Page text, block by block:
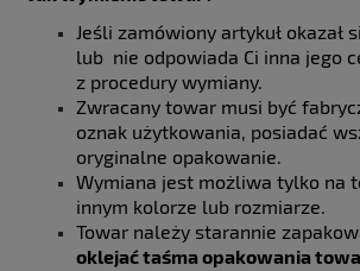
Jeśli zamówiony artykuł okazał
lub nie odpowiada Ci inna jego
z procedury wymiany.
Zwracany towar musi być
oznak użytkowania, posiadać
oryginalne opakowanie.
Wymiana jest możliwa tylko na
innym kolorze lub rozmiarze.
Towar należy starannie
oklejać taśma opakowania